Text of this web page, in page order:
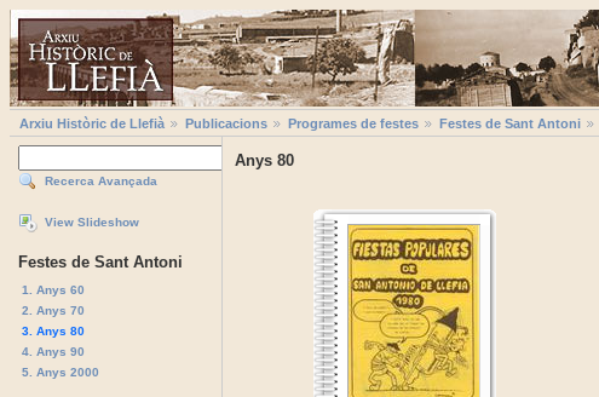
Arxiu Històric de Llefià Publicacions Programes de festes Festes de Sant Antoni
Recerca Avançada
View Slideshow
Festes de Sant Antoni
1. Anys 60
2. Anys 70
3. Anys 80
4. Anys 90
5. Anys 2000
Anys 80